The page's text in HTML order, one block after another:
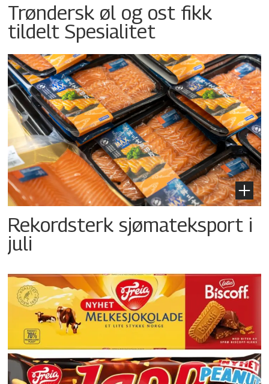
Trøndersk øl og ost fikk
tildelt Spesialitet
Rekordsterk sjømateksport i
juli